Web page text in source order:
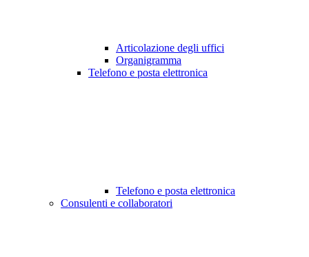
Articolazione degli uffici
Organigramma
Telefono e posta elettronica
Telefono e posta elettronica
Consulenti e collaboratori